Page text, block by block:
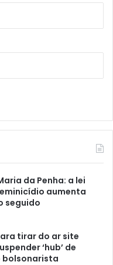
da Penha: a lei
aumenta
seguido
tirar do ar site
‘hub’ de
bolsonarista